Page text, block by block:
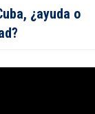
¿ayuda o